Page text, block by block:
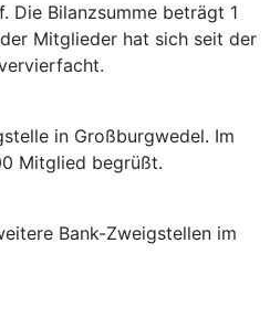
Die Bilanzsumme beträgt 1
Mitglieder hat sich seit der
in Großburgwedel. Im
Mitglied begrüßt.
Bank-Zweigstellen im